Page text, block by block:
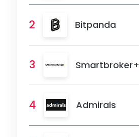
2 Bitpanda
3 Smartbroker+
4 Admirals